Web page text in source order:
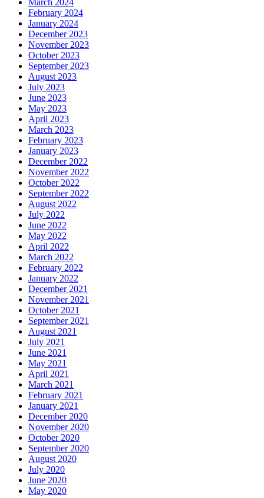
February 2024
January 2024
December 2023
November 2023
October 2023
September 2023
August 2023
July 2023
June 2023
May 2023
April 2023
March 2023
February 2023
January 2023
December 2022
November 2022
October 2022
September 2022
August 2022
July 2022
June 2022
May 2022
April 2022
March 2022
February 2022
January 2022
December 2021
November 2021
October 2021
September 2021
August 2021
July 2021
June 2021
May 2021
April 2021
March 2021
February 2021
January 2021
December 2020
November 2020
October 2020
September 2020
August 2020
July 2020
June 2020
May 2020